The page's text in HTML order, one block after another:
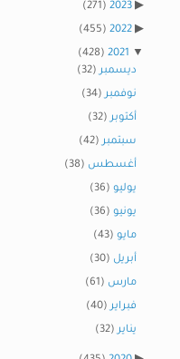
2023
(271)
2022
(455)
2021
(428)
ديسمبر(32)
نوفمبر(34)
أكتوبر(32)
سبتمبر(42)
أغسطس (38)
يوليو (36)
يونيو (36)
مايو (43)
أبريل (30)
مارس (61)
فبراير(40)
يناير(32)